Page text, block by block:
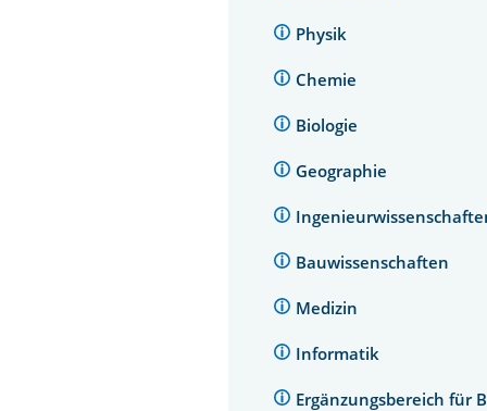
Physik
Chemie
Biologie
Geographie
Bauwissenschaften
Medizin
Informatik
Ergänzungsbereich für